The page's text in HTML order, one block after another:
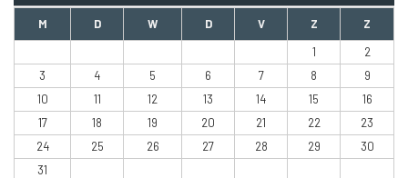
M D W D V Z
Z
1
2
3
4 5 6 7 8
9
10
11 12 13 14 15
16
17
18 19 20 21 22
23
24
25 26 27 28 29
30
31